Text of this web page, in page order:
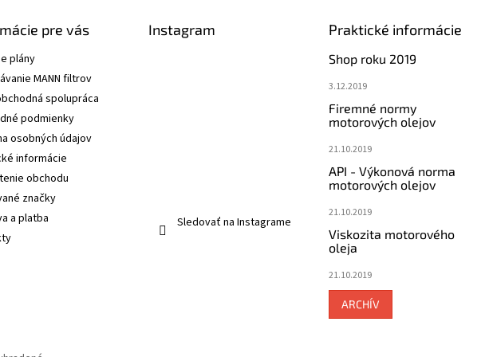
pre vás
plány
MANN filtrov
spolupráca
podmienky
osobných údajov
informácie
obchodu
značky
a platba
Instagram
Sledovať na Instagrame
Praktické informácie
Shop roku 2019
3.12.2019
Firemné normy
motorových olejov
21.10.2019
API - Výkonová norma
motorových olejov
21.10.2019
Viskozita motorového
oleja
21.10.2019
ARCHÍV